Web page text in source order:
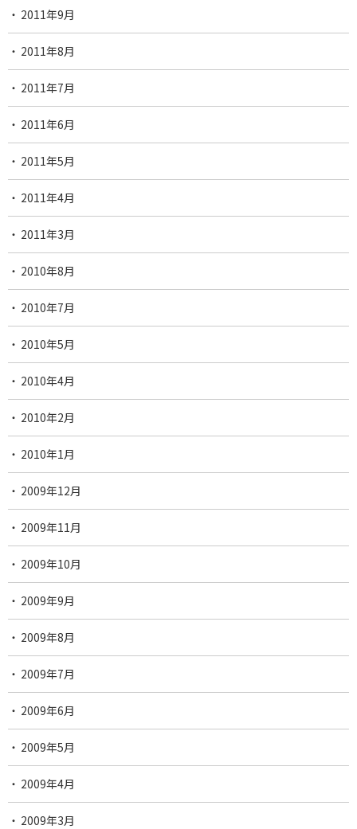
2011年9月
2011年8月
2011年7月
2011年6月
2011年5月
2011年4月
2011年3月
2010年8月
2010年7月
2010年5月
2010年4月
2010年2月
2010年1月
2009年12月
2009年11月
2009年10月
2009年9月
2009年8月
2009年7月
2009年6月
2009年5月
2009年4月
2009年3月